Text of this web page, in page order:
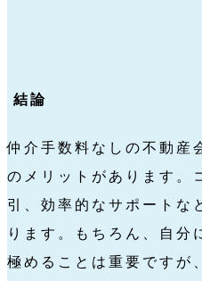
結論
仲介手数料なしの不動産
のメリットがあります。
引、効率的なサポートな
ります。もちろん、自分
極めることは重要ですが